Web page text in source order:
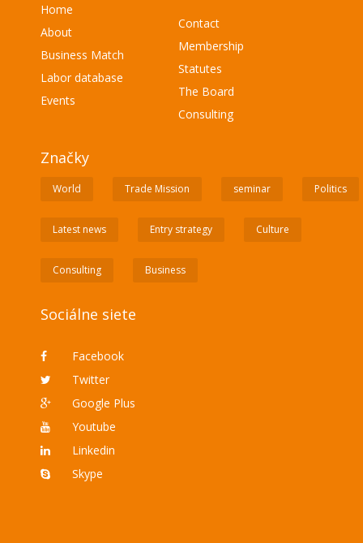
Home
About
Business Match
Labor database
Events
Contact
Membership
Statutes
The Board
Consulting
Značky
World Trade Mission seminar Politics
Latest news Entry strategy Culture
Consulting Business
Sociálne siete
Facebook
Twitter
Google Plus
Youtube
Linkedin
Skype